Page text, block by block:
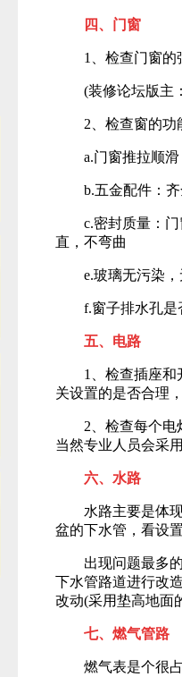
四、门窗
1、检查门窗的
(装修论坛版主
2、检查窗的功
a.门窗推拉顺滑，
b.五金配件：齐
c.密封质量：门
直，不弯曲
e.玻璃无污染，
f.窗子排水孔是否
五、电路
1、检查插座和开
关设置的是否合理
2、检查每个电灯
当然专业人员会采
六、水路
水路主要是体现
盆的下水管，看设
出现问题最多的
下水管路道进行改
改动(采用垫高地面
七、燃气管路
燃气表是个很占